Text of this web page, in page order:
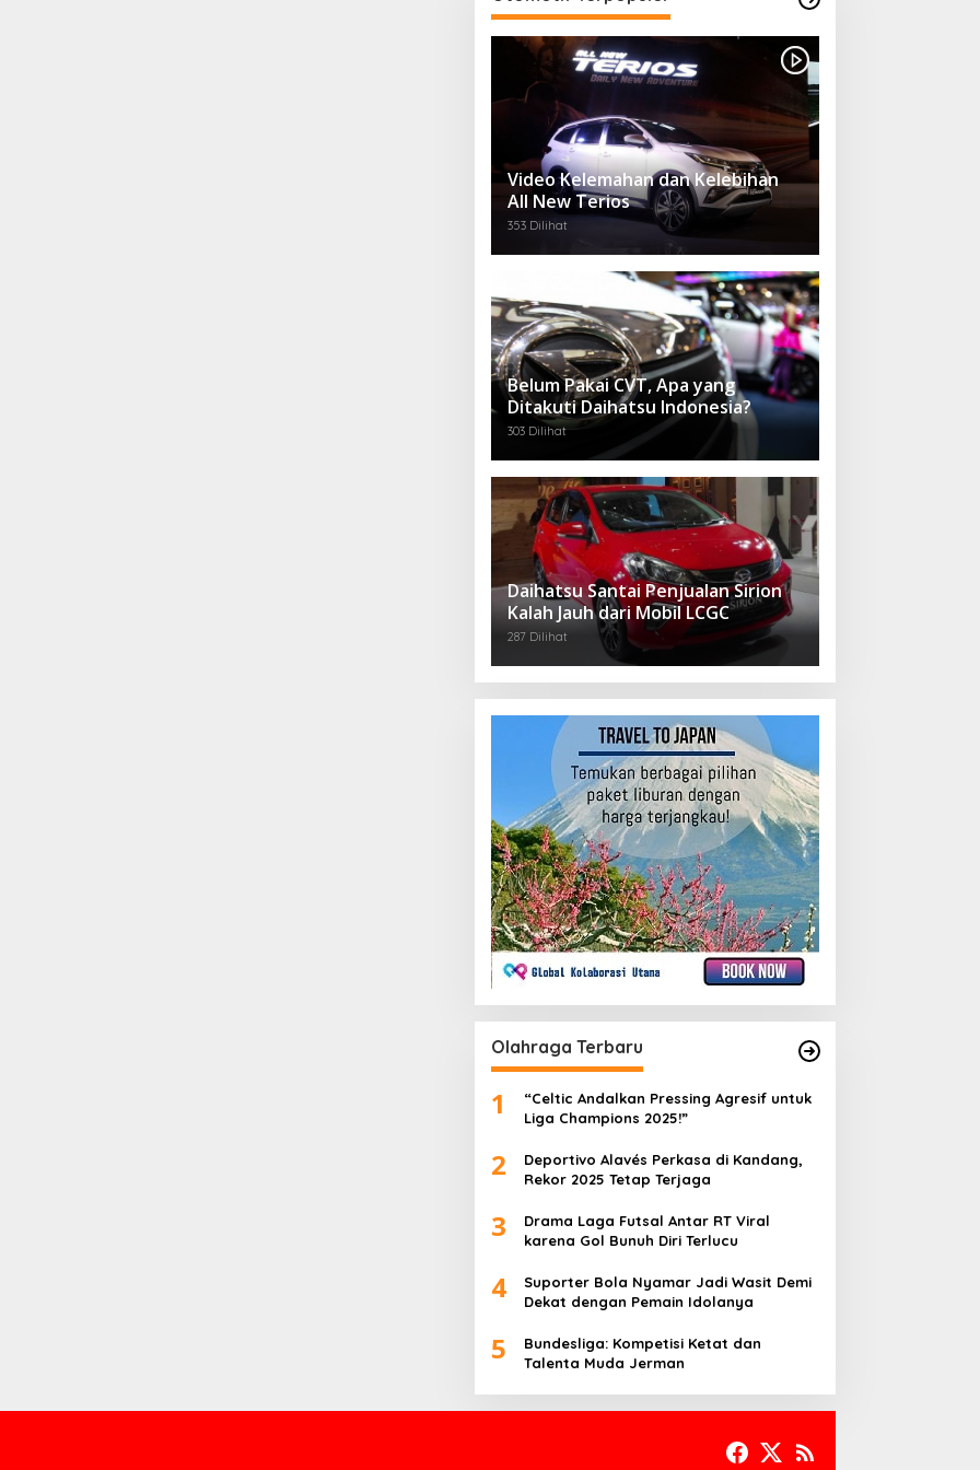
Video Kelemahan dan Kelebihan
All New Terios
353 Dilihat
Belum Pakai CVT, Apa yang
Ditakuti Daihatsu Indonesia?
303 Dilihat
Daihatsu Santai Penjualan Sirion
Kalah Jauh dari Mobil LCGC
287 Dilihat
Olahraga Terbaru
1
“Celtic Andalkan Pressing Agresif untuk
Liga Champions 2025!”
2
Deportivo Alavés Perkasa di Kandang,
Rekor 2025 Tetap Terjaga
3
Drama Laga Futsal Antar RT Viral
karena Gol Bunuh Diri Terlucu
4
Suporter Bola Nyamar Jadi Wasit Demi
Dekat dengan Pemain Idolanya
5
Bundesliga: Kompetisi Ketat dan
Talenta Muda Jerman